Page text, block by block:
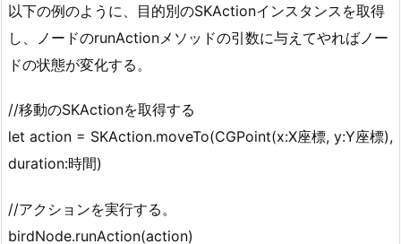
以下の例のように、目的別のSKActionインスタンスを取得
し、ノードのrunActionメソッドの引数に与えてやればノー
ドの状態が変化する。
//移動のSKActionを取得する
let action = SKAction.moveTo(CGPoint(x:X座標, y:Y座標),
duration:時間)
//アクションを実行する。
birdNode.runAction(action)